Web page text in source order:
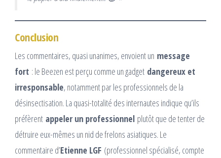
Conclusion
Les commentaires, quasi unanimes, envoient un message
fort : le Beezen est perçu comme un gadget dangereux et
irresponsable, notamment par les professionnels de la
désinsectisation. La quasi-totalité des internautes indique qu’ils
préfèrent appeler un professionnel plutôt que de tenter de
détruire eux-mêmes un nid de frelons asiatiques. Le
commentaire d’Etienne LGF (professionnel spécialisé, compte